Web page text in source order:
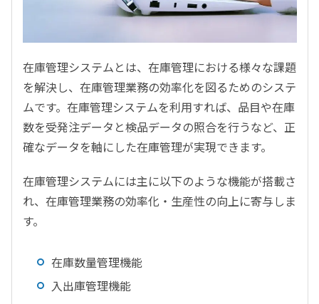
在庫管理システムとは、在庫管理における様々な課題
を解決し、在庫管理業務の効率化を図るためのシステ
ムです。在庫管理システムを利用すれば、品目や在庫
数を受発注データと検品データの照合を行うなど、正
確なデータを軸にした在庫管理が実現できます。
在庫管理システムには主に以下のような機能が搭載さ
れ、在庫管理業務の効率化・生産性の向上に寄与しま
す。
在庫数量管理機能
入出庫管理機能